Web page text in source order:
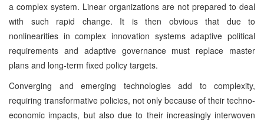
a complex system. Linear organizations are not prepared to deal
with such rapid change. It is then obvious that due to
nonlinearities in complex innovation systems adaptive political
requirements and adaptive governance must replace master
plans and long-term fixed policy targets.
Converging and emerging technologies add to complexity,
requiring transformative policies, not only because of their techno-
economic impacts, but also due to their increasingly interwoven